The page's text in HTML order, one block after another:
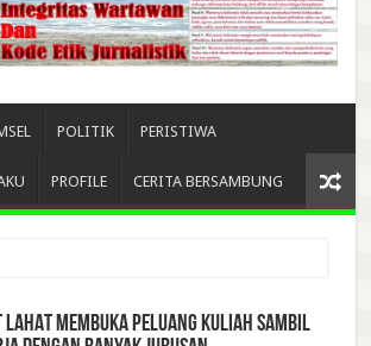
POLITIK PERISTIWA
PROFILE CERITA BERSAMBUNG
LAHAT MEMBUKA PELUANG KULIAH SAMBIL